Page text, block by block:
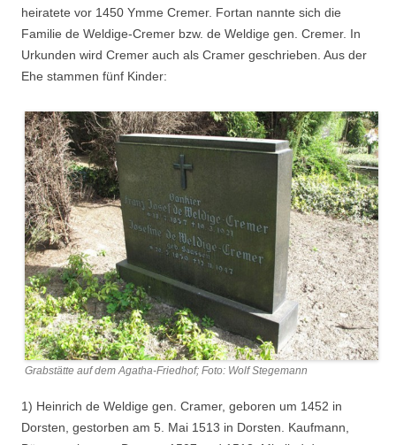
heiratete vor 1450 Ymme Cremer. Fortan nannte sich die
Familie de Weldige-Cremer bzw. de Weldige gen. Cremer. In
Urkunden wird Cremer auch als Cramer geschrieben. Aus der
Ehe stammen fünf Kinder:
Grabstätte auf dem Agatha-Friedhof; Foto: Wolf Stegemann
1) Heinrich de Weldige gen. Cramer, geboren um 1452 in
Dorsten, gestorben am 5. Mai 1513 in Dorsten. Kaufmann,